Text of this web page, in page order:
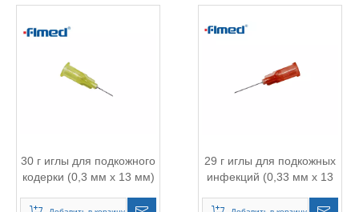
30 г иглы для подкожного
кодерки (0,3 мм х 13 мм)
1/2 "дюйм)
29 г иглы для подкожных
инфекций (0,33 мм х 13
"дюйм)